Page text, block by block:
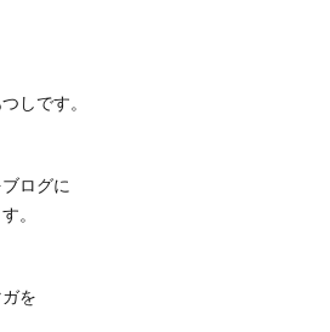
しです。
ログに
。
を